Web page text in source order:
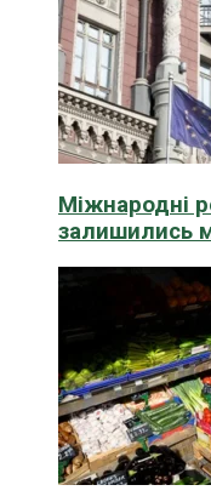
Міжнародні
залишились